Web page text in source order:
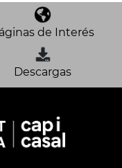
de Interés
Descargas